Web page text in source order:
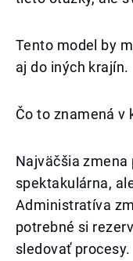
Tento model by
aj do iných krajín.
Čo to znamená v
Najväčšia zmena
spektakulárna,
Administratíva
potrebné si
sledovať procesy.